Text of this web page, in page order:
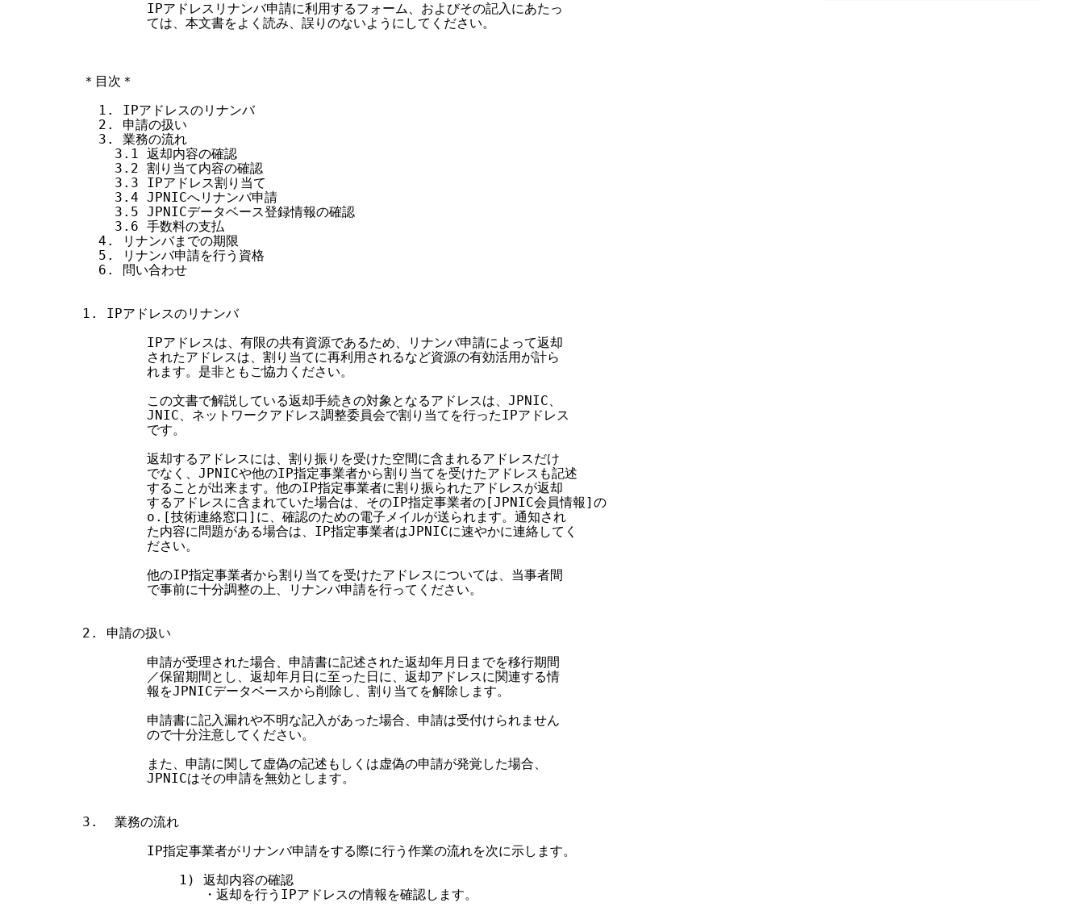
        IPアドレスリナンバ申請に利用するフォーム、およびその記入にあたっ
        ては、本文書をよく読み、誤りのないようにしてください。
＊目次＊
  1. IPアドレスのリナンバ
  2. 申請の扱い
  3. 業務の流れ
    3.1 返却内容の確認
    3.2 割り当て内容の確認
    3.3 IPアドレス割り当て
    3.4 JPNICへリナンバ申請
    3.5 JPNICデータベース登録情報の確認
    3.6 手数料の支払
  4. リナンバまでの期限
  5. リナンバ申請を行う資格
  6. 問い合わせ
1. IPアドレスのリナンバ
        IPアドレスは、有限の共有資源であるため、リナンバ申請によって返却
        されたアドレスは、割り当てに再利用されるなど資源の有効活用が計ら
        れます。是非ともご協力ください。
        この文書で解説している返却手続きの対象となるアドレスは、JPNIC、
        JNIC、ネットワークアドレス調整委員会で割り当てを行ったIPアドレス
        です。
        返却するアドレスには、割り振りを受けた空間に含まれるアドレスだけ
        でなく、JPNICや他のIP指定事業者から割り当てを受けたアドレスも記述
        することが出来ます。他のIP指定事業者に割り振られたアドレスが返却
        するアドレスに含まれていた場合は、そのIP指定事業者の[JPNIC会員情報]の
        o.[技術連絡窓口]に、確認のための電子メイルが送られます。通知され
        た内容に問題がある場合は、IP指定事業者はJPNICに速やかに連絡してく
        ださい。
        他のIP指定事業者から割り当てを受けたアドレスについては、当事者間
        で事前に十分調整の上、リナンバ申請を行ってください。
2. 申請の扱い
        申請が受理された場合、申請書に記述された返却年月日までを移行期間
        ／保留期間とし、返却年月日に至った日に、返却アドレスに関連する情
        報をJPNICデータベースから削除し、割り当てを解除します。
        申請書に記入漏れや不明な記入があった場合、申請は受付けられません
        ので十分注意してください。
        また、申請に関して虚偽の記述もしくは虚偽の申請が発覚した場合、
        JPNICはその申請を無効とします。
3.  業務の流れ
        IP指定事業者がリナンバ申請をする際に行う作業の流れを次に示します。
            1) 返却内容の確認
               ・返却を行うIPアドレスの情報を確認します。